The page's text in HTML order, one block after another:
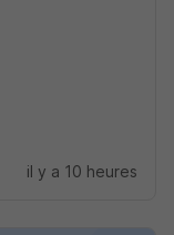
il y a 10 heures